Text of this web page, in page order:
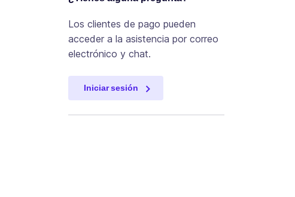
Los clientes de pago pueden
acceder a la asistencia por correo
electrónico y chat.
Iniciar sesión